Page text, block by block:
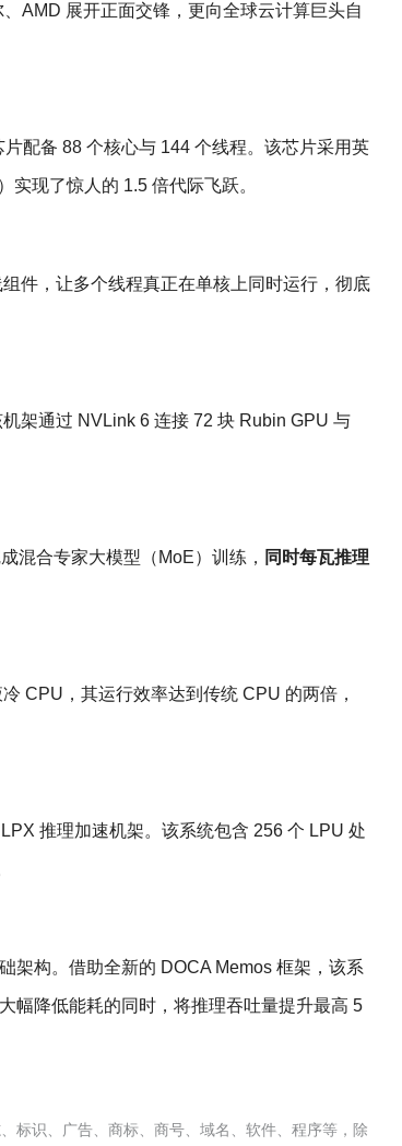
AMD 展开正面交锋，更向全球云计算巨头自
配备 88 个核心与 144 个线程。该芯片采用英
现了惊人的 1.5 倍代际飞跃。
件，让多个线程真正在单核上同时运行，彻底
架通过 NVLink 6 连接 72 块 Rubin GPU 与
混合专家大模型（MoE）训练， 同时每瓦推理
CPU，其运行效率达到传统 CPU 的两倍，
推理加速机架。该系统包含 256 个 LPU 处
架构。借助全新的 DOCA Memos 框架，该系
幅降低能耗的同时，将推理吞吐量提升最高 5
标识、广告、商标、商号、域名、软件、程序等，除